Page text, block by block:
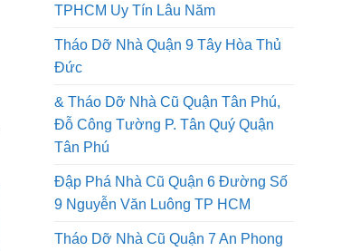
Toàn Lao Động Công Ty Uy Tín
Thu Mua Xác Nhà Định Giá Cao
TPHCM Uy Tín Lâu Năm
Tháo Dỡ Nhà Quận 9 Tây Hòa Thủ
Đức
& Tháo Dỡ Nhà Cũ Quận Tân Phú,
Đỗ Công Tường P. Tân Quý Quận
Tân Phú
Đập Phá Nhà Cũ Quận 6 Đường Số